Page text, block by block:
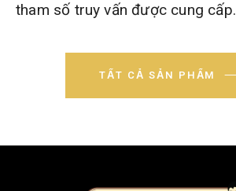
tham số truy vấn được cung cấp.
TẤT CẢ SẢN PHẨM